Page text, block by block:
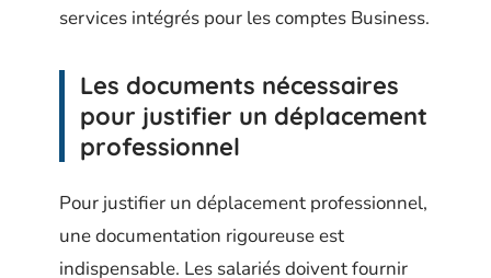
services intégrés pour les comptes Business.
Les documents nécessaires
pour justifier un déplacement
professionnel
Pour justifier un déplacement professionnel,
une documentation rigoureuse est
indispensable. Les salariés doivent fournir